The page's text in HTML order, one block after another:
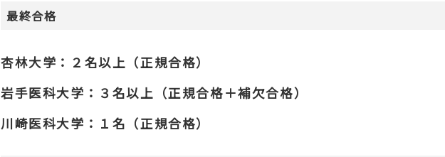
最終合格
杏林大学：２名以上（正規合格）
岩手医科大学：３名以上（正規合格＋補欠合格）
川崎医科大学：１名（正規合格）